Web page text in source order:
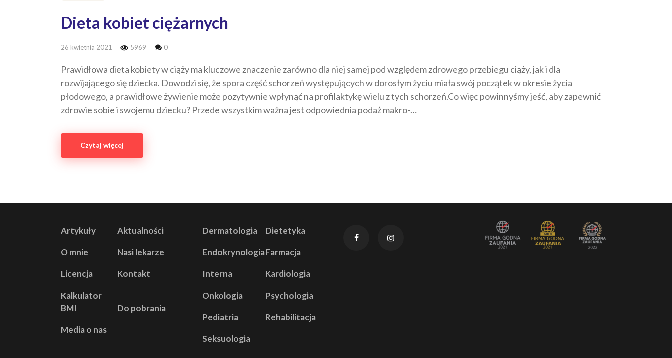
Dieta kobiet ciężarnych
26 kwietnia 2021 5969 0
Prawidłowa dieta kobiety w ciąży ma kluczowe znaczenie zarówno dla niej samej pod względem zdrowego przebiegu ciąży, jak i dla
rozwijającego się dziecka. Dowodzi się, że spora część schorzeń występujących w dorosłym życiu miała swój początek w okresie życia
płodowego, a prawidłowe żywienie może pozytywnie wpłynąć na profilaktykę wielu z tych schorzeń.Co więc powinnyśmy jeść, aby zapewnić
zdrowie sobie i swojemu dziecku? Przede wszystkim ważna jest odpowiednia podaż makro-…
Czytaj więcej
Artykuły Aktualności
O mnie Nasi lekarze
Licencja Kontakt
Kalkulator
BMI
Do pobrania
Media o nas
Dermatologia Dietetyka
EndokrynologiaFarmacja
Interna Kardiologia
Onkologia Psychologia
Pediatria Rehabilitacja
Seksuologia